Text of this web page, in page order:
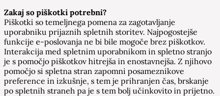
Zakaj so piškotki potrebni?
Piškotki so temeljnega pomena za zagotavljanje
uporabniku prijaznih spletnih storitev. Najpogostejše
funkcije e-poslovanja ne bi bile mogoče brez piškotkov.
Interakcija med spletnim uporabnikom in spletno stranjo
je s pomočjo piškotkov hitrejša in enostavnejša. Z njihovo
pomočjo si spletna stran zapomni posameznikove
preference in izkušnje, s tem je prihranjen čas, brskanje
po spletnih straneh pa je s tem bolj učinkovito in prijetno.